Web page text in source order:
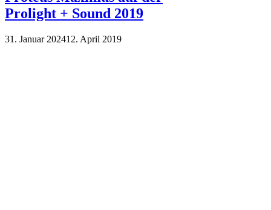
Prolight + Sound 2019
31. Januar 202412. April 2019